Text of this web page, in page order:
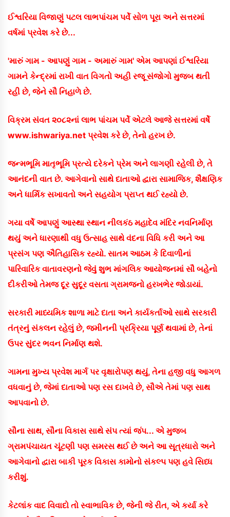
ઈશ્વરિયા વિજાણું પટલ લાભપાંચમ પર્વે સોળ પૂરા અને સત્તરમાં
વર્ષમાં પ્રવેશ કરે છે...
'મારું ગામ - આપણું ગામ - અમારું ગામ' એમ આપણાં ઈશ્વરિયા
ગામને કેન્દ્રમાં રાખી વાત વિગતો અહી રજૂ સંજોગો મુજબ થતી
રહી છે, જેને સૌ નિહાળે છે.
વિક્રમ સંવત ૨૦૮૨નાં લાભ પાંચમ પર્વે એટલે આજે સત્તરમાં વર્ષે
www.ishwariya.net પ્રવેશ કરે છે, તેનો હરખ છે.
જન્મભૂમિ માતૃભૂમિ પ્રત્યે દરેકને પ્રેમ અને લાગણી રહેલી છે, તે
આનંદની વાત છે. આગેવાનો સાથે દાતાઓ દ્વારા સામાજિક, શૈક્ષણિક
અને ધાર્મિક સખાવતો અને સહયોગ પ્રાપ્ત થઈ રહ્યો છે.
ગયા વર્ષે આપણું આસ્થા સ્થાન નીલકંઠ મહાદેવ મંદિર નવનિર્માણ
થયું અને ધારણાથી વધુ ઉત્સાહ સાથે વંદના વિધિ કરી અને આ
પ્રસંગ પણ ઐતિહાસિક રહ્યો. સાતમ આઠમ કે દિવાળીનાં
પારિવારિક વાતાવરણનો જેવું શુભ માંગલિક આયોજનમાં સૌ બહેનો
દીકરીઓ તેમજ દૂર સુદૂર વસતા ગ્રામજનો હરખભેર જોડાયાં.
સરકારી માધ્યમિક શાળા માટે દાતા અને કાર્યકર્તાઓ સાથે સરકારી
તંત્રનું સંકલન રહેલું છે, જમીનની પ્રક્રિયા પૂર્ણ થવામાં છે, તેનાં
ઉપર સુંદર ભવન નિર્માણ થશે.
ગામના મુખ્ય પ્રવેશ માર્ગ પર વૃક્ષારોપણ થયું, તેના હજી વધુ આગળ
વધવાનું છે, જેમાં દાતાઓ પણ રસ દાખવે છે, સૌએ તેમાં પણ સાથ
આપવાનો છે.
સૌના સાથ, સૌના વિકાસ સાથે સંપ ત્યાં જંપ... એ મુજબ
ગ્રામપંચાયત ચૂંટણી પણ સમરસ થઈ છે અને આ સૂત્રધારો અને
આગેવાનો દ્વારા બાકી પૂરક વિકાસ કામોનો સંકલ્પ પણ હવે સિધ્ધ
કરીશું.
કેટલાંક વાદ વિવાદો તો સ્વાભાવિક છે, જેની જે રીત, એ કર્યા કરે